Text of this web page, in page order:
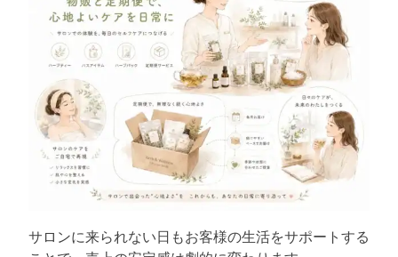
サロンに来られない日もお客様の生活をサポートする